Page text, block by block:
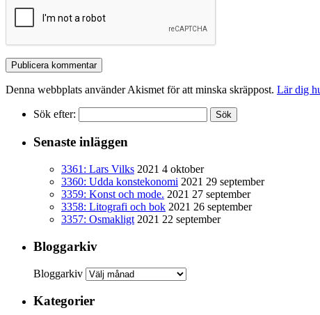
Denna webbplats använder Akismet för att minska skräppost. Lär dig
Sök efter:
Senaste inläggen
3361: Lars Vilks 2021 4 oktober
3360: Udda konstekonomi 2021 29 september
3359: Konst och mode. 2021 27 september
3358: Litografi och bok 2021 26 september
3357: Osmakligt 2021 22 september
Bloggarkiv
Bloggarkiv
Kategorier